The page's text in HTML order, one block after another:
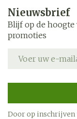
Nieuwsbrief
Blijf op de
promoties
Door op